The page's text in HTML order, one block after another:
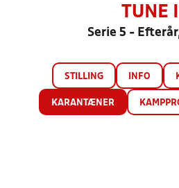
TUNE
Serie 5 -
STILLING INFO
KARANTÆNER